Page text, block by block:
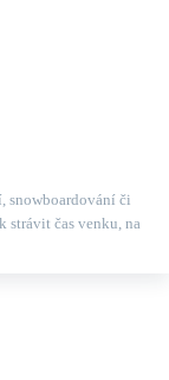
snowboardování či
strávit čas venku, na